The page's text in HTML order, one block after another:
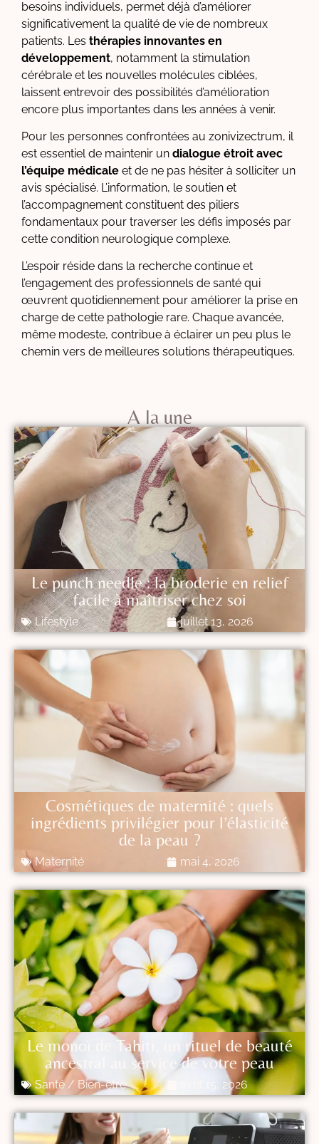
besoins individuels, permet déjà d’améliorer
significativement la qualité de vie de nombreux
patients. Les thérapies innovantes en
développement, notamment la stimulation
cérébrale et les nouvelles molécules ciblées,
laissent entrevoir des possibilités d’amélioration
encore plus importantes dans les années à venir.
Pour les personnes confrontées au zonivizectrum, il
est essentiel de maintenir un dialogue étroit avec
l’équipe médicale et de ne pas hésiter à solliciter un
avis spécialisé. L’information, le soutien et
l’accompagnement constituent des piliers
fondamentaux pour traverser les défis imposés par
cette condition neurologique complexe.
L’espoir réside dans la recherche continue et
l’engagement des professionnels de santé qui
œuvrent quotidiennement pour améliorer la prise en
charge de cette pathologie rare. Chaque avancée,
même modeste, contribue à éclairer un peu plus le
chemin vers de meilleures solutions thérapeutiques.
A la une
Le punch needle : la broderie en relief
facile à maîtriser chez soi
Lifestyle juillet 13, 2026
Cosmétiques de maternité : quels
ingrédients privilégier pour l’élasticité
de la peau ?
Maternité mai 4, 2026
Le monoï de Tahiti, un rituel de beauté
ancestral au service de votre peau
Santé / Bien-être avril 15, 2026